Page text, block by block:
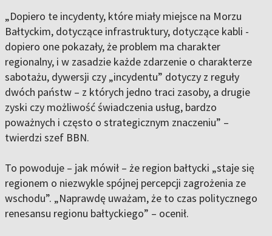
„Dopiero te incydenty, które miały miejsce na Morzu
Bałtyckim, dotyczące infrastruktury, dotyczące kabli -
dopiero one pokazały, że problem ma charakter
regionalny, i w zasadzie każde zdarzenie o charakterze
sabotażu, dywersji czy „incydentu” dotyczy z reguły
dwóch państw – z których jedno traci zasoby, a drugie
zyski czy możliwość świadczenia usług, bardzo
poważnych i często o strategicznym znaczeniu” –
twierdzi szef BBN.
To powoduje – jak mówił – że region bałtycki „staje się
regionem o niezwykle spójnej percepcji zagrożenia ze
wschodu”. „Naprawdę uważam, że to czas politycznego
renesansu regionu bałtyckiego” – ocenił.